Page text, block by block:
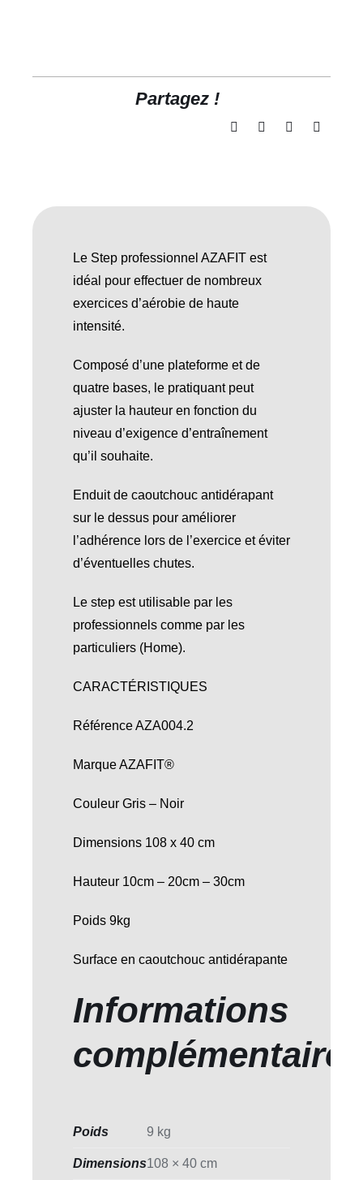
Partagez !
Le Step professionnel AZAFIT est
idéal pour effectuer de nombreux
exercices d’aérobie de haute
intensité.
Composé d’une plateforme et de
quatre bases, le pratiquant peut
ajuster la hauteur en fonction du
niveau d’exigence d’entraînement
qu’il souhaite.
Enduit de caoutchouc antidérapant
sur le dessus pour améliorer
l’adhérence lors de l’exercice et éviter
d’éventuelles chutes.
Le step est utilisable par les
professionnels comme par les
particuliers (Home).
CARACTÉRISTIQUES
Référence AZA004.2
Marque AZAFIT®
Couleur Gris – Noir
Dimensions 108 x 40 cm
Hauteur 10cm – 20cm – 30cm
Poids 9kg
Surface en caoutchouc antidérapante
Informations
complémentaires
Poids 9 kg
Dimensions108 × 40 cm